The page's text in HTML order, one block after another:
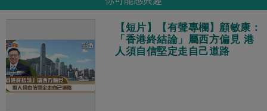
【短片】【有聲專欄】顧敏康：
「香港終結論」屬西方偏見 港
人須自信堅定走自己道路